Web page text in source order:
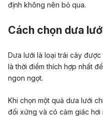
định không nên bỏ qua.
Cách chọn dưa
Dưa lưới là loại trái cây
là thời điểm thích hợp nhất
ngon ngọt.
Khi chọn một quả dưa lưới
đối xứng và có cảm giác hơi